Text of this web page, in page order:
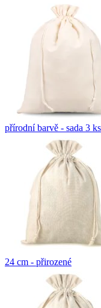
přírodní barvě - sada 3
24 cm - přirozené